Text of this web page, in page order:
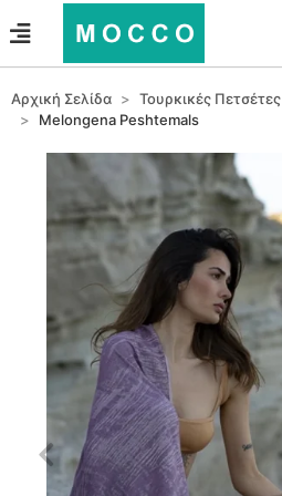
Αρχική Σελίδα Τουρκικές Πετσέτες
Melongena Peshtemals